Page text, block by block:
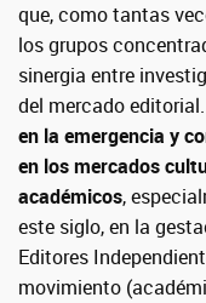
que, como tantas
los grupos
sinergia entre
del mercado
en la emergencia y
en los mercados
académicos,
este siglo, en la
Editores
movimiento